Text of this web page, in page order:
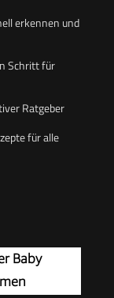
erkennen und
Schritt für
Ratgeber
für alle
Baby